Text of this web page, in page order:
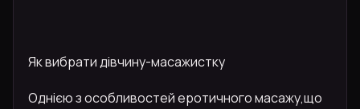
Як вибрати дівчину-масажистку
Однією з особливостей еротичного масажу,що